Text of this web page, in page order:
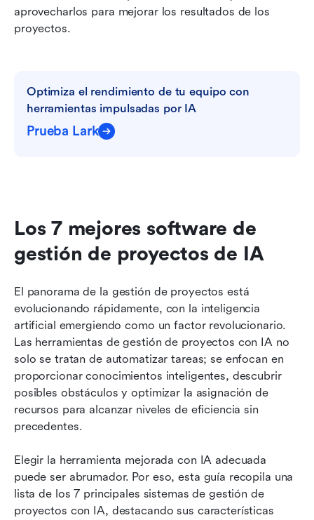
aprovecharlos para mejorar los resultados de los
proyectos.
Optimiza el rendimiento de tu equipo con
herramientas impulsadas por IA
Prueba Lark
Los 7 mejores software de
gestión de proyectos de IA
El panorama de la gestión de proyectos está
evolucionando rápidamente, con la inteligencia
artificial emergiendo como un factor revolucionario.
Las herramientas de gestión de proyectos con IA no
solo se tratan de automatizar tareas; se enfocan en
proporcionar conocimientos inteligentes, descubrir
posibles obstáculos y optimizar la asignación de
recursos para alcanzar niveles de eficiencia sin
precedentes.
Elegir la herramienta mejorada con IA adecuada
puede ser abrumador. Por eso, esta guía recopila una
lista de los 7 principales sistemas de gestión de
proyectos con IA, destacando sus características